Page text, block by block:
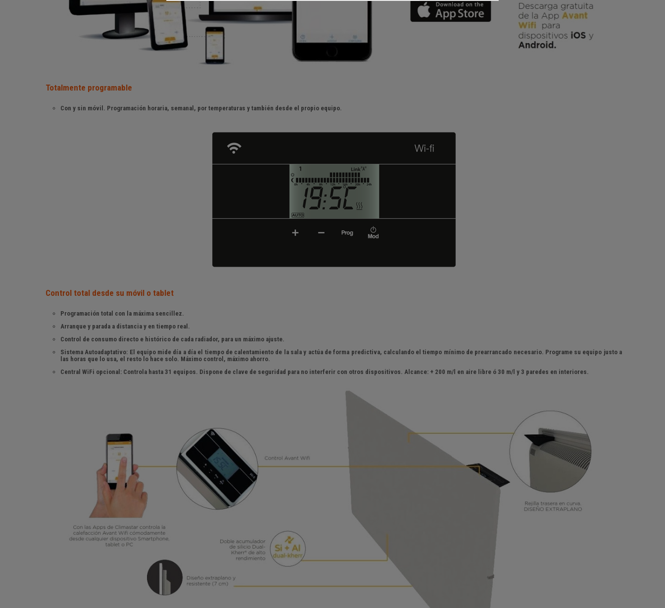
Totalmente programable
Con y sin móvil. Programación horaria, semanal, por temperaturas y también desde el propio equipo.
Control total desde su móvil o tablet
Programación total con la máxima sencillez.
Arranque y parada a distancia y en tiempo real.
Control de consumo directo e histórico de cada radiador, para un máximo ajuste.
Sistema Autoadaptativo: El equipo mide día a día el tiempo de calentamiento de la sala y actúa de forma predictiva, calculando el tiempo mínimo de prearrancado necesario. Programe su equipo justo a
las horas que lo usa, el resto lo hace solo. Máximo control, máximo ahorro.
Central WiFi opcional: Controla hasta 31 equipos. Dispone de clave de seguridad para no interferir con otros dispositivos. Alcance: + 200 m/l en aire libre ó 30 m/l y 3 paredes en interiores.